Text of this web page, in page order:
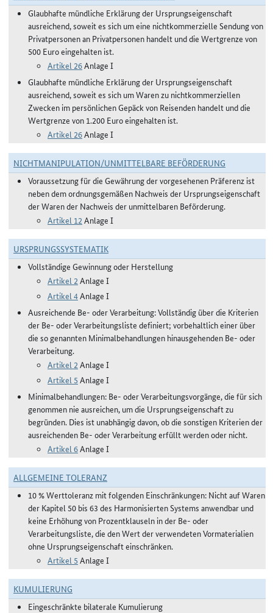
Glaubhafte mündliche Erklärung der Ursprungseigenschaft
ausreichend, soweit es sich um eine nichtkommerzielle Sendung von
Privatpersonen an Privatpersonen handelt und die Wertgrenze von
500 Euro eingehalten ist.
Artikel 26Anlage I
Glaubhafte mündliche Erklärung der Ursprungseigenschaft
ausreichend, soweit es sich um Waren zu nichtkommerziellen
Zwecken im persönlichen Gepäck von Reisenden handelt und die
Wertgrenze von 1.200 Euro eingehalten ist.
Artikel 26Anlage I
NICHTMANIPULATION/UNMITTELBARE BEFÖRDERUNG
Voraussetzung für die Gewährung der vorgesehenen Präferenz ist
neben dem ordnungsgemäßen Nachweis der Ursprungseigenschaft
der Waren der Nachweis der unmittelbaren Beförderung.
Artikel 12 Anlage I
URSPRUNGSSYSTEMATIK
Vollständige Gewinnung oder Herstellung
Artikel 2 Anlage I
Artikel 4Anlage I
Ausreichende Be- oder Verarbeitung: Vollständig über die Kriterien
der Be- oder Verarbeitungsliste definiert; vorbehaltlich einer über
die so genannten Minimalbehandlungen hinausgehenden Be- oder
Verarbeitung.
Artikel 2 Anlage I
Artikel 5 Anlage I
Minimalbehandlungen: Be- oder Verarbeitungsvorgänge, die für sich
genommen nie ausreichen, um die Ursprungseigenschaft zu
begründen. Dies ist unabhängig davon, ob die sonstigen Kriterien der
ausreichenden Be- oder Verarbeitung erfüllt werden oder nicht.
Artikel 6Anlage I
ALLGEMEINE TOLERANZ
10 % Werttoleranz mit folgenden Einschränkungen: Nicht auf Waren
der Kapitel 50 bis 63 des Harmonisierten Systems anwendbar und
keine Erhöhung von Prozentklauseln in der Be- oder
Verarbeitungsliste, die den Wert der verwendeten Vormaterialien
ohne Ursprungseigenschaft einschränken.
Artikel 5 Anlage I
KUMULIERUNG
Eingeschränkte bilaterale Kumulierung